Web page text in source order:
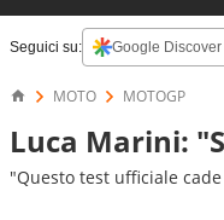
Seguici su: Google Discover
MOTO MOTOGP
Luca Marini:
"Questo test ufficiale